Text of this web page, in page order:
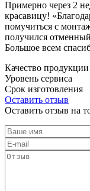
Примерно через 2
красавицу!
помучиться с
получился
Большое всем
Качество продукции
Уровень сервиса
Срок изготовления
Оставить отзыв
Оставить отзыв на